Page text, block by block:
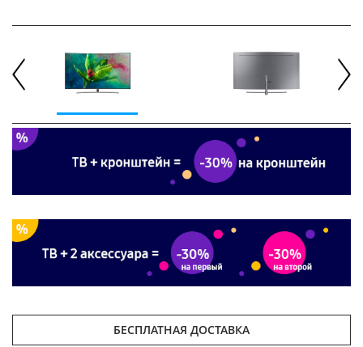
БЕСПЛАТНАЯ ДОСТАВКА